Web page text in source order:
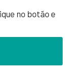
no botão e